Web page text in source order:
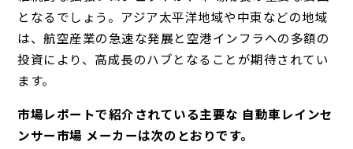
となるでしょう。アジア太平洋地域や中東などの地域
は、航空産業の急速な発展と空港インフラへの多額の
投資により、高成長のハブとなることが期待されてい
ます。
市場レポートで紹介されている主要な 自動車レインセ
ンサー市場 メーカーは次のとおりです。